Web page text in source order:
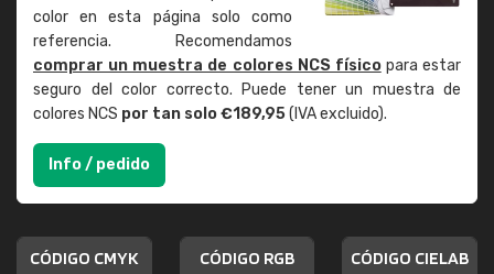
color en esta página solo como
referencia. Recomendamos
comprar un muestra de colores NCS físicopara estar
seguro del color correcto. Puede tener un muestra de
colores NCS por tan solo €189,95(IVA excluido).
Info / pedido
CÓDIGO CMYK CÓDIGO RGB CÓDIGO CIELAB